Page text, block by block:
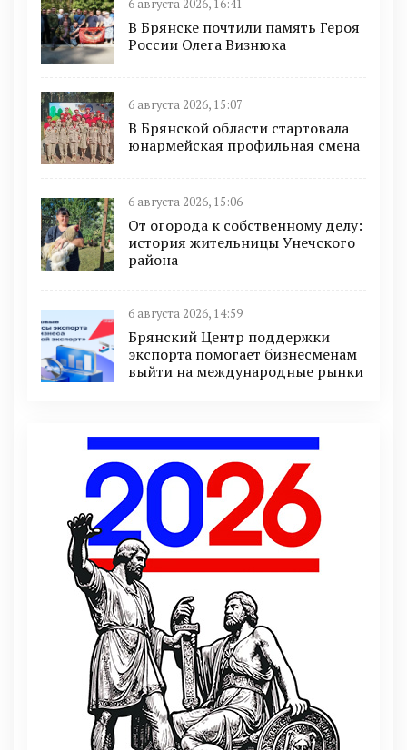
6 августа 2026, 16:41
В Брянске почтили память Героя
России Олега Визнюка
6 августа 2026, 15:07
В Брянской области стартовала
юнармейская профильная смена
6 августа 2026, 15:06
От огорода к собственному делу:
история жительницы Унечского
района
6 августа 2026, 14:59
Брянский Центр поддержки
экспорта помогает бизнесменам
выйти на международные рынки